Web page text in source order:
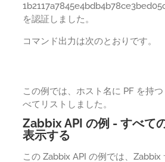
を認証しました。
コマンド出力は次のとおりです。
この例では、ホスト名に PF を持
べてリストしました。
Zabbix API の例 - すべて
表示する
この Zabbix API の例では、Zabbix